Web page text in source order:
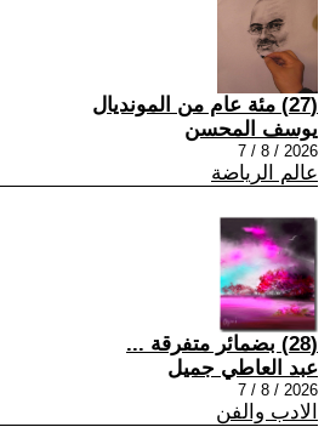
(27) مئة عام من المونديال
يوسف المحسن
2026 / 8 / 7
عالم الرياضة
(28) بضمائر متفرقة ...
عبد العاطي جميل
2026 / 8 / 7
الادب والفن